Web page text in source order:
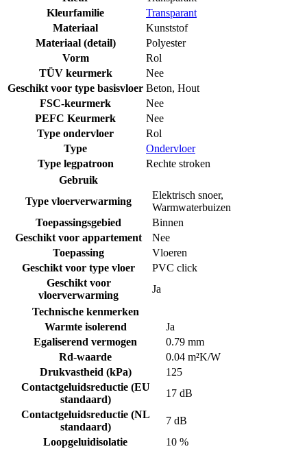
Kleurfamilie
Transparant
Materiaal
Kunststof
Materiaal (detail)
Polyester
Vorm
Rol
TÜV keurmerk
Nee
Geschikt voor type basisvloer Beton, Hout
FSC-keurmerk
Nee
PEFC Keurmerk
Nee
Type ondervloer
Rol
Type
Ondervloer
Type legpatroon
Rechte stroken
Gebruik
Type vloerverwarming
Elektrisch snoer,
Warmwaterbuizen
Toepassingsgebied
Binnen
Geschikt voor appartement
Nee
Toepassing
Vloeren
Geschikt voor type vloer
PVC click
Geschikt voor
vloerverwarming
Ja
Technische kenmerken
Warmte isolerend
Ja
Egaliserend vermogen
0.79 mm
Rd-waarde
0.04 m²K/W
Drukvastheid (kPa)
125
Contactgeluidsreductie (EU
standaard)
17 dB
Contactgeluidsreductie (NL
standaard)
7 dB
Loopgeluidisolatie
10 %